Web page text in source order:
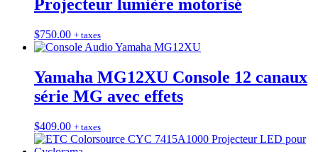
Projecteur lumière motorisé
$750.00 + taxes
Yamaha MG12XU Console 12 canaux
série MG avec effets
$409.00 + taxes